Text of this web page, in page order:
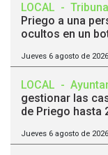
LOCAL -
Priego a una
ocultos en un
Jueves 6 agosto de 2026
LOCAL -
gestionar las
de Priego hasta
Jueves 6 agosto de 2026